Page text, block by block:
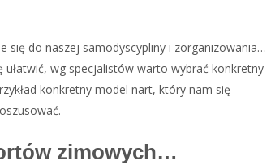
się do naszej samodyscypliny i zorganizowania…
ułatwić, wg specjalistów warto wybrać konkretny
konkretny model nart, który nam się
zimowych…